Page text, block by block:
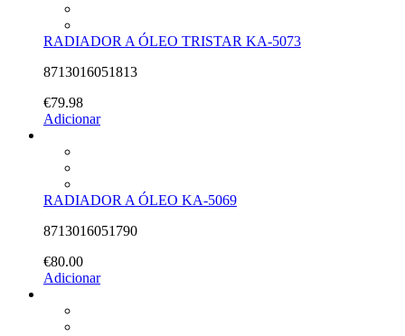
RADIADOR A ÓLEO TRISTAR KA-5073
8713016051813
€79.98
Adicionar
RADIADOR A ÓLEO KA-5069
8713016051790
€80.00
Adicionar